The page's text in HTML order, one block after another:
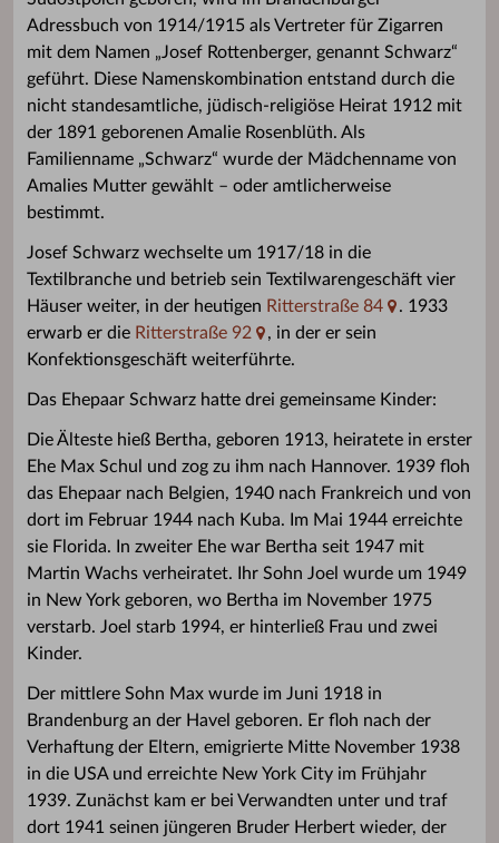
Adressbuch von 1914/1915 als Vertreter für Zigarren
mit dem Namen „Josef Rottenberger, genannt Schwarz“
geführt. Diese Namenskombination entstand durch die
nicht standesamtliche, jüdisch-religiöse Heirat 1912 mit
der 1891 geborenen Amalie Rosenblüth. Als
Familienname „Schwarz“ wurde der Mädchenname von
Amalies Mutter gewählt – oder amtlicherweise
bestimmt.
Josef Schwarz wechselte um 1917/18 in die
Textilbranche und betrieb sein Textilwarengeschäft vier
Häuser weiter, in der heutigen Ritterstraße 84
. 1933
erwarb er die Ritterstraße 92
, in der er sein
Konfektionsgeschäft weiterführte.
Das Ehepaar Schwarz hatte drei gemeinsame Kinder:
Die Älteste hieß Bertha, geboren 1913, heiratete in erster
Ehe Max Schul und zog zu ihm nach Hannover. 1939 floh
das Ehepaar nach Belgien, 1940 nach Frankreich und von
dort im Februar 1944 nach Kuba. Im Mai 1944 erreichte
sie Florida. In zweiter Ehe war Bertha seit 1947 mit
Martin Wachs verheiratet. Ihr Sohn Joel wurde um 1949
in New York geboren, wo Bertha im November 1975
verstarb. Joel starb 1994, er hinterließ Frau und zwei
Kinder.
Der mittlere Sohn Max wurde im Juni 1918 in
Brandenburg an der Havel geboren. Er floh nach der
Verhaftung der Eltern, emigrierte Mitte November 1938
in die USA und erreichte New York City im Frühjahr
1939. Zunächst kam er bei Verwandten unter und traf
dort 1941 seinen jüngeren Bruder Herbert wieder, der